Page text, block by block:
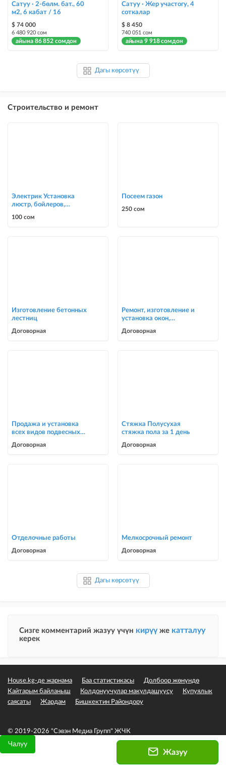
Чалуу
Жазуу
Сатуу · 2-бөлм. бат., 60
м2, 6 кабат / 16
$ 74 000
6 480 920 сом
айына 86 852 сомдон
Сатуу · Жер участогу, 4
соткалар
$ 8 450
740 051 сом
айына 9 918 сомдон
Дагы көрсөтүү
Строительство и ремонт
Электрик Установка
люстр, бойлеров,
0700303090
100 сом
Посеем газон
250 сом
Изготовление бетонных
лестниц
Договорная
Ремонт, изготовление и
установка окон,
Договорная
Продажа и установка
всех видов подвесных
Договорная
Стяжка Полусухая
стяжка пола за 1 день
Договорная
Отделочные работы
Договорная
Мелкосрочный ремонт
Договорная
Дагы көрсөтүү
Сизге комментарий жазуу үчүн кирүү же катталуу
керек
House.kg-де жарнама Баа статистикасы
Долбоор жөнүндө
Кайтарым байланыш
Колдонуучулар макулдашуусу
Купуялык
саясаты
Жардам Бишкектин Райондору
© 2019-2026 "Сэвэн Медиа Групп" ЖЧК